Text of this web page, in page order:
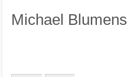
Michael